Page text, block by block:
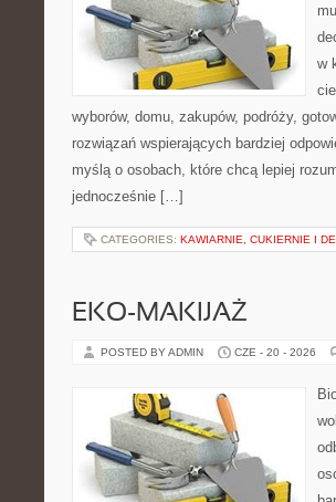
w
wyborów, domu, zakupów, podróży,
rozwiązań wspierających bardziej
myślą o osobach, które chcą lepiej
jednocześnie […]
CATEGORIES: KAWIARNIE, CUKIERNIE I
EKO-MAKIJAŻ
POSTED BY ADMIN CZE - 20 - 2026